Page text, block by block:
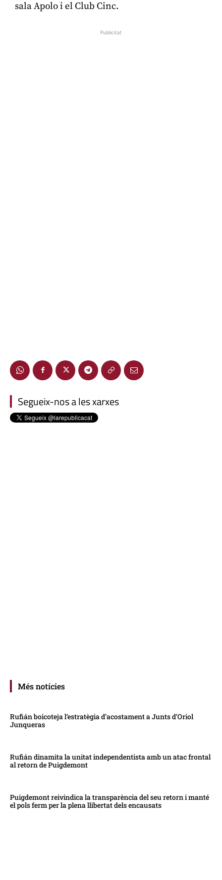
sala Apolo i el Club Cinc.
Publicitat
Segueix-nos a les xarxes
Més notícies
Rufián boicoteja l’estratègia d’acostament a Junts d’Oriol
Junqueras
Rufián dinamita la unitat independentista amb un atac frontal
al retorn de Puigdemont
Puigdemont reivindica la transparència del seu retorn i manté
el pols ferm per la plena llibertat dels encausats